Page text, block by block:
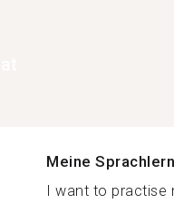
Meine
I want to practise